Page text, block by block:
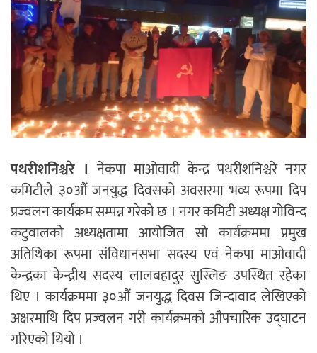
पथरीशनिश्चरे । नेकपा माओवादी केन्द्र पथरीशनिश्चरे नगर
कमिटीले ३०औं जनयुद्ध दिवसको अवसरमा भव्य रूपमा दिप
प्रज्वलन कार्यक्रम सम्पन्न गरेको छ । नगर कमिटी अध्यक्ष गोविन्द
कटुवालको अध्यक्षतामा आयोजित सो कार्यक्रममा प्रमुख
अतिथिका रूपमा संविधानसभा सदस्य एवं नेकपा माओवादी
केन्द्रका केन्द्रीय सदस्य लालबहादुर सुस्लिङ उपस्थित रहेका
थिए । कार्यक्रममा ३०औं जनयुद्ध दिवस जिन्दावाद लेखिएको
अक्षरमाथि दिप प्रज्वलन गरी कार्यक्रमको औपचारिक उद्घाटन
गरिएको थियो ।